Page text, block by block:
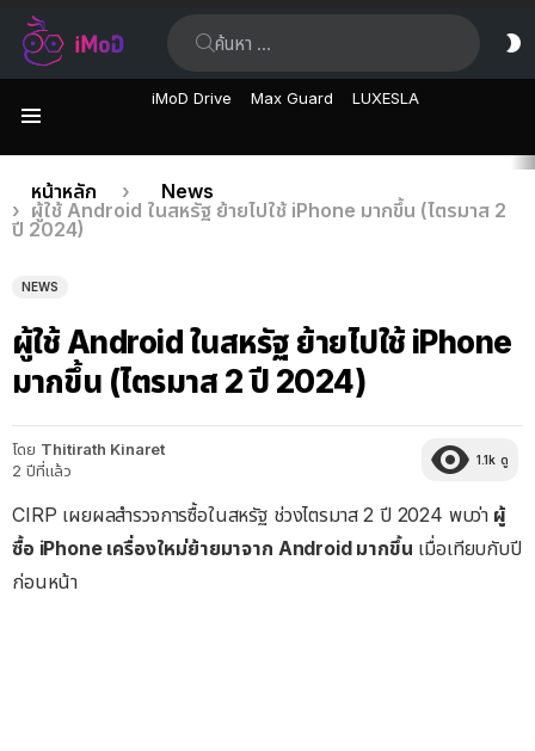
iMoD Drive Max Guard LUXESLA
เรื่อง
ล่าสุด
คุณอยู่ที่นี่:
หน้าหลัก
News
ผู้ใช้ Android ในสหรัฐ ย้ายไปใช้ iPhone มากขึ้น (ไตรมาส 2
ปี 2024)
NEWS
ผู้ใช้ Android ในสหรัฐ ย้ายไปใช้ iPhone
มากขึ้น (ไตรมาส 2 ปี 2024)
โดย Thitirath Kinaret
2 ปีที่แล้ว
1.1k ดู
CIRP เผยผลสำรวจการซื้อในสหรัฐ ช่วงไตรมาส 2 ปี 2024 พบว่า ผู้
ซื้อ iPhone เครื่องใหม่ย้ายมาจาก Android มากขึ้น เมื่อเทียบกับปี
ก่อนหน้า